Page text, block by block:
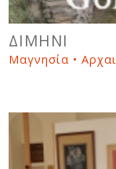
ΔΙΜΗΝΙ
Μαγνησία •